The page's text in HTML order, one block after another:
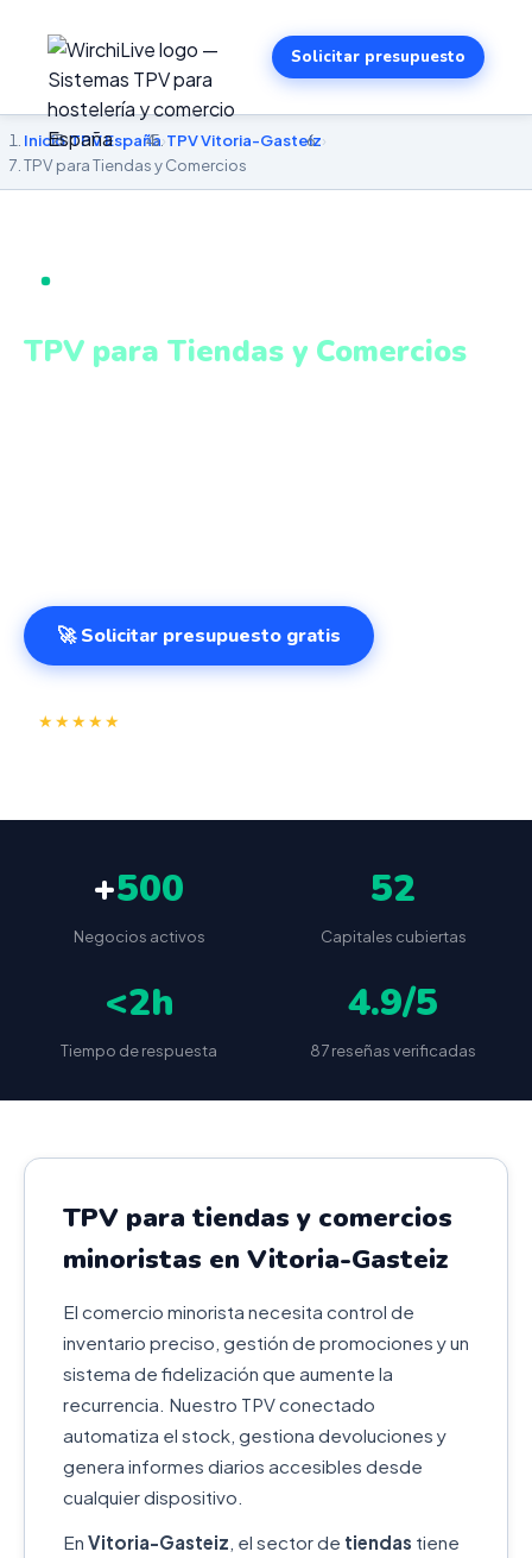
Solicitar presupuesto
Inicio›TPV España›TPV Vitoria-Gasteiz›
TPV para Tiendas y Comercios
TPV para Tiendas y Comercios
🚀 Solicitar presupuesto gratis
★★★★★
+500
Negocios activos
52
Capitales cubiertas
<2h
Tiempo de respuesta
4.9/5
87 reseñas verificadas
TPV para tiendas y comercios
minoristas en Vitoria-Gasteiz
El comercio minorista necesita control de
inventario preciso, gestión de promociones y un
sistema de fidelización que aumente la
recurrencia. Nuestro TPV conectado
automatiza el stock, gestiona devoluciones y
genera informes diarios accesibles desde
cualquier dispositivo.
En Vitoria-Gasteiz , el sector de tiendas tiene